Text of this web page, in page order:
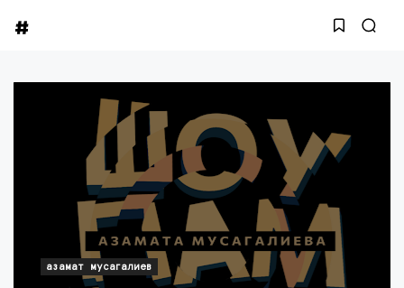
азамат мусагалиев